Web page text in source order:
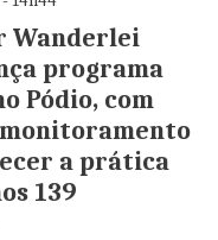
Wanderlei
programa
Pódio, com
a prática
139